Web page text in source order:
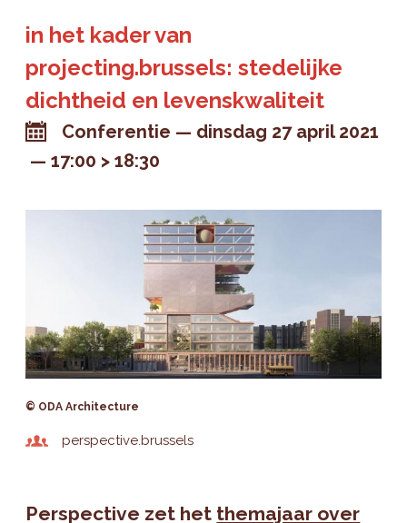
in het kader van
projecting.brussels: stedelijke
dichtheid en levenskwaliteit
Conferentie
dinsdag 27 april 2021
17:00 > 18:30
© ODA Architecture
perspective.brussels
Perspective zet het themajaar over